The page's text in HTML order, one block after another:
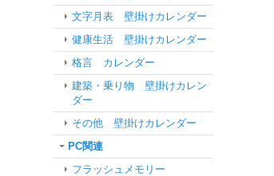
文字月表 壁掛けカレンダー
健康生活 壁掛けカレンダー
格言 カレンダー
建築・乗り物 壁掛けカレン
ダー
その他 壁掛けカレンダー
PC関連
フラッシュメモリー